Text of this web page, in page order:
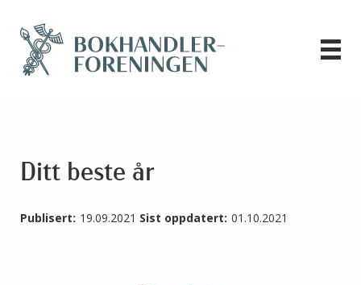
Ditt beste år
Publisert: 19.09.2021 Sist oppdatert: 01.10.2021